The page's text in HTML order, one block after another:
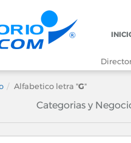
Alfabetico letra "G"
Categorias y